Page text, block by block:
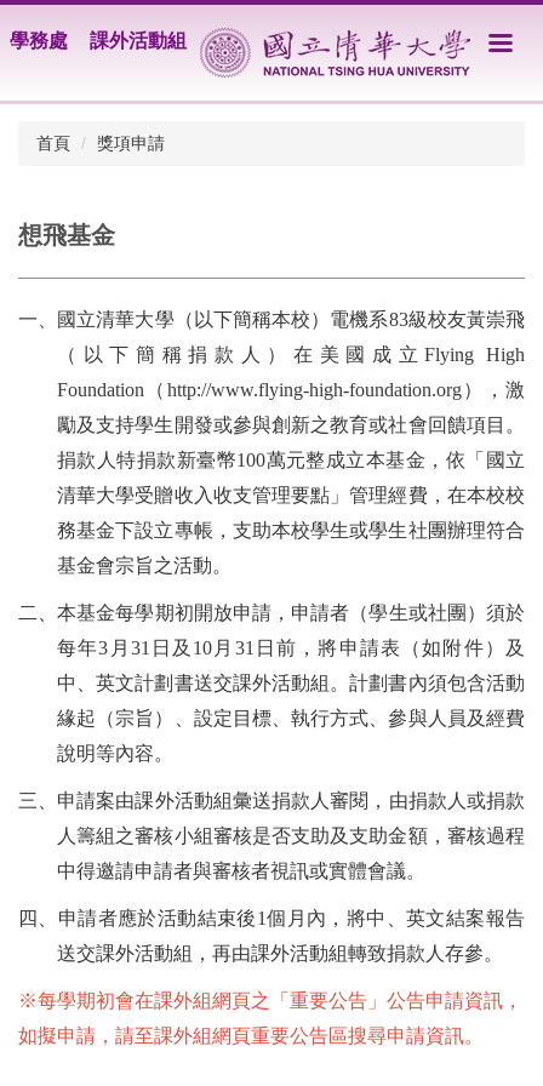
到
學務處 課外活動組
首頁 獎項申請
想飛基金
一、國立清華大學（以下簡稱本校）電機系83級校友黃崇飛
（以下簡稱捐款人）在美國成立Flying High
Foundation（http://www.flying-high-foundation.org），激
勵及支持學生開發或參與創新之教育或社會回饋項目。
捐款人特捐款新臺幣100萬元整成立本基金，依「國立
清華大學受贈收入收支管理要點」管理經費，在本校校
務基金下設立專帳，支助本校學生或學生社團辦理符合
基金會宗旨之活動。
二、本基金每學期初開放申請，申請者（學生或社團）須於
每年3月31日及10月31日前，將申請表（如附件）及
中、英文計劃書送交課外活動組。計劃書內須包含活動
緣起（宗旨）、設定目標、執行方式、參與人員及經費
說明等內容。
三、申請案由課外活動組彙送捐款人審閱，由捐款人或捐款
人籌組之審核小組審核是否支助及支助金額，審核過程
中得邀請申請者與審核者視訊或實體會議。
四、申請者應於活動結束後1個月內，將中、英文結案報告
送交課外活動組，再由課外活動組轉致捐款人存參。
※每學期初會在課外組網頁之「重要公告」公告申請資訊，
如擬申請，請至課外組網頁重要公告區搜尋申請資訊。